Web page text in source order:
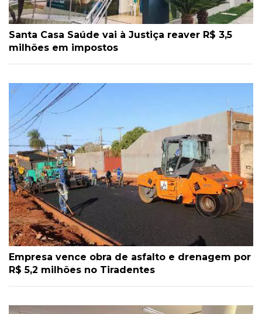
Santa Casa Saúde vai à Justiça reaver R$ 3,5
milhões em impostos
Empresa vence obra de asfalto e drenagem por
R$ 5,2 milhões no Tiradentes